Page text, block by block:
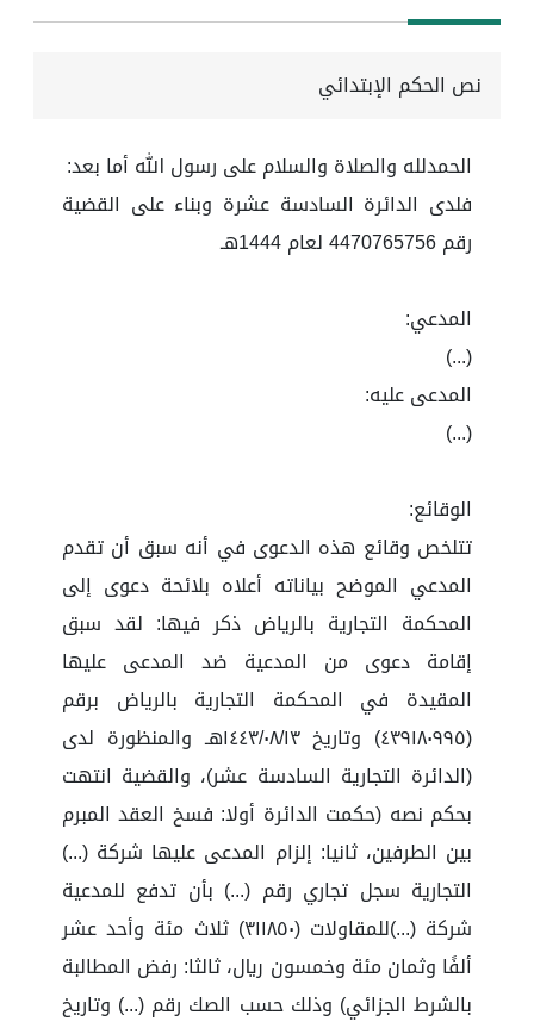
نص الحكم الإبتدائي
الحمدلله والصلاة والسلام على رسول الله أما بعد:
فلدى الدائرة السادسة عشرة وبناء على القضية
رقم 4470765756 لعام 1444هـ
المدعي:
(...)
المدعى عليه:
(...)
الوقائع:
تتلخص وقائع هذه الدعوى في أنه سبق أن تقدم
المدعي الموضح بياناته أعلاه بلائحة دعوى إلى
المحكمة التجارية بالرياض ذكر فيها: لقد سبق
إقامة دعوى من المدعية ضد المدعى عليها
المقيدة في المحكمة التجارية بالرياض برقم
(٤٣٩١٨٠٩٩٥) وتاريخ ١٤٤٣/٠٨/١٣هـ والمنظورة لدى
(الدائرة التجارية السادسة عشر)، والقضية انتهت
بحكم نصه (حكمت الدائرة أولا: فسخ العقد المبرم
بين الطرفين، ثانيا: إلزام المدعى عليها شركة (...)
التجارية سجل تجاري رقم (...) بأن تدفع للمدعية
شركة (...)للمقاولات (٣١١٨٥٠) ثلاث مئة وأحد عشر
ألفًا وثمان مئة وخمسون ريال، ثالثا: رفض المطالبة
بالشرط الجزائي) وذلك حسب الصك رقم (...) وتاريخ